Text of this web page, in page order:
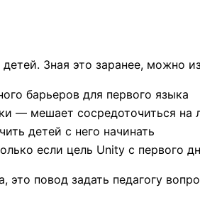
Зная это заранее, можно
барьеров для первого языка
— мешает сосредоточиться на
детей с него начинать
если цель Unity с первого
повод задать педагогу